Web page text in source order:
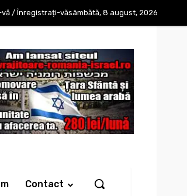
sâmbătă, 8 august, 2026
/ Înregistrați-vă
Contact